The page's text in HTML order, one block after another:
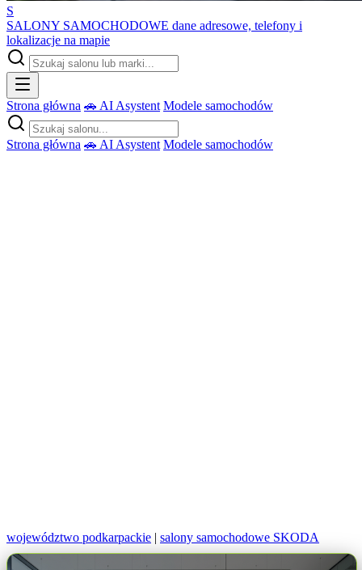
S
SALONY SAMOCHODOWE dane adresowe, telefony i
lokalizacje na mapie
Strona główna 🚗 AI Asystent Modele samochodów
Strona główna 🚗 AI Asystent Modele samochodów
województwo podkarpackie | salony samochodowe SKODA